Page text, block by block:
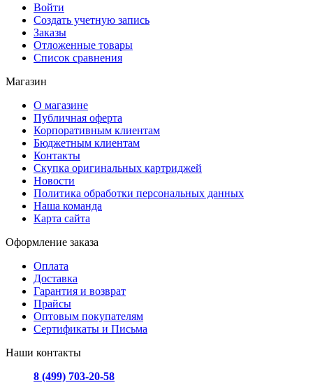
Войти
Создать учетную запись
Заказы
Отложенные товары
Список сравнения
Магазин
О магазине
Публичная оферта
Корпоративным клиентам
Бюджетным клиентам
Контакты
Скупка оригинальных картриджей
Новости
Политика обработки персональных данных
Наша команда
Карта сайта
Оформление заказа
Оплата
Доставка
Гарантия и возврат
Прайсы
Оптовым покупателям
Сертификаты и Письма
Наши контакты
8 (499) 703-20-58